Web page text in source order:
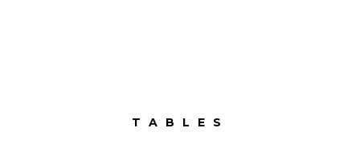
TABLES